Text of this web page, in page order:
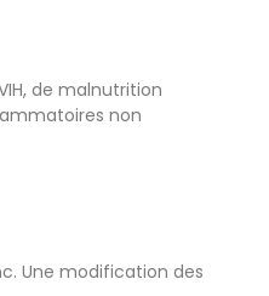
de malnutrition
non
Une modification des